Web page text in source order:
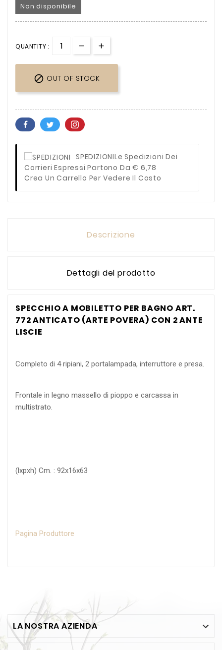
Non disponibile
QUANTITY :
 OUT OF STOCK
SPEDIZIONILe Spedizioni Dei
Corrieri Espressi Partono Da € 6,78
Crea Un Carrello Per Vedere Il Costo
Descrizione
Dettagli del prodotto
SPECCHIO A MOBILETTO PER BAGNO ART.
772 ANTICATO (ARTE POVERA) CON 2 ANTE
LISCIE
Completo di 4 ripiani, 2 portalampada, interruttore e presa.
Frontale in legno massello di pioppo e carcassa in
multistrato.
(lxpxh) Cm. : 92x16x63
Pagina Produttore
LA NOSTRA AZIENDA 